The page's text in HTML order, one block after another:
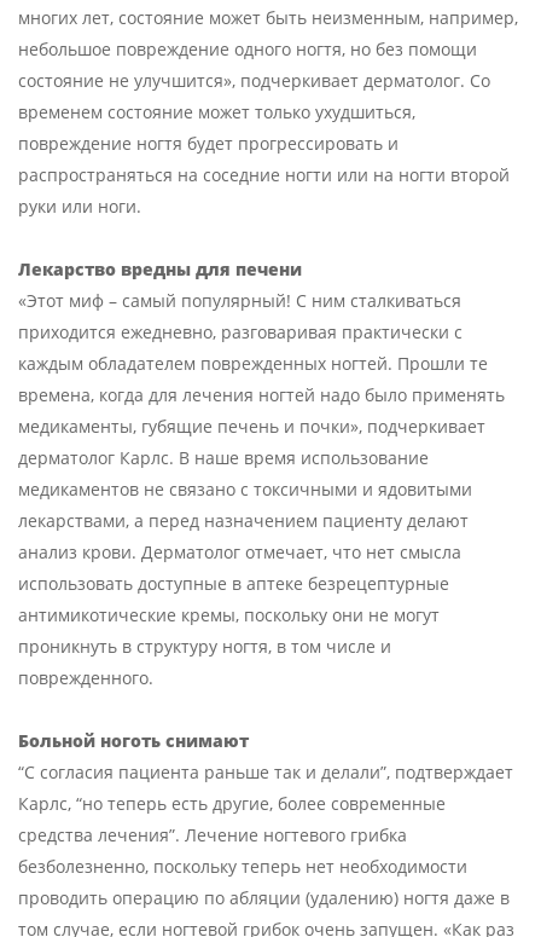
многих лет, состояние может быть неизменным, например,
небольшое повреждение одного ногтя, но без помощи
состояние не улучшится», подчеркивает дерматолог. Со
временем состояние может только ухудшиться,
повреждение ногтя будет прогрессировать и
распространяться на соседние ногти или на ногти второй
руки или ноги.
Лекарство вредны для печени
«Этот миф – самый популярный! С ним сталкиваться
приходится ежедневно, разговаривая практически с
каждым обладателем поврежденных ногтей. Прошли те
времена, когда для лечения ногтей надо было применять
медикаменты, губящие печень и почки», подчеркивает
дерматолог Карлс. В наше время использование
медикаментов не связано с токсичными и ядовитыми
лекарствами, а перед назначением пациенту делают
анализ крови. Дерматолог отмечает, что нет смысла
использовать доступные в аптеке безрецептурные
антимикотические кремы, поскольку они не могут
проникнуть в структуру ногтя, в том числе и
поврежденного.
Больной ноготь снимают
“С согласия пациента раньше так и делали”, подтверждает
Карлс, “но теперь есть другие, более современные
средства лечения”. Лечение ногтевого грибка
безболезненно, поскольку теперь нет необходимости
проводить операцию по абляции (удалению) ногтя даже в
том случае, если ногтевой грибок очень запущен. «Как раз